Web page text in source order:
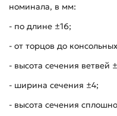
номинала, в мм:
- по длине ±16;
- от торцов до
- высота сечения ветвей
- ширина сечения ±4;
- высота сечения